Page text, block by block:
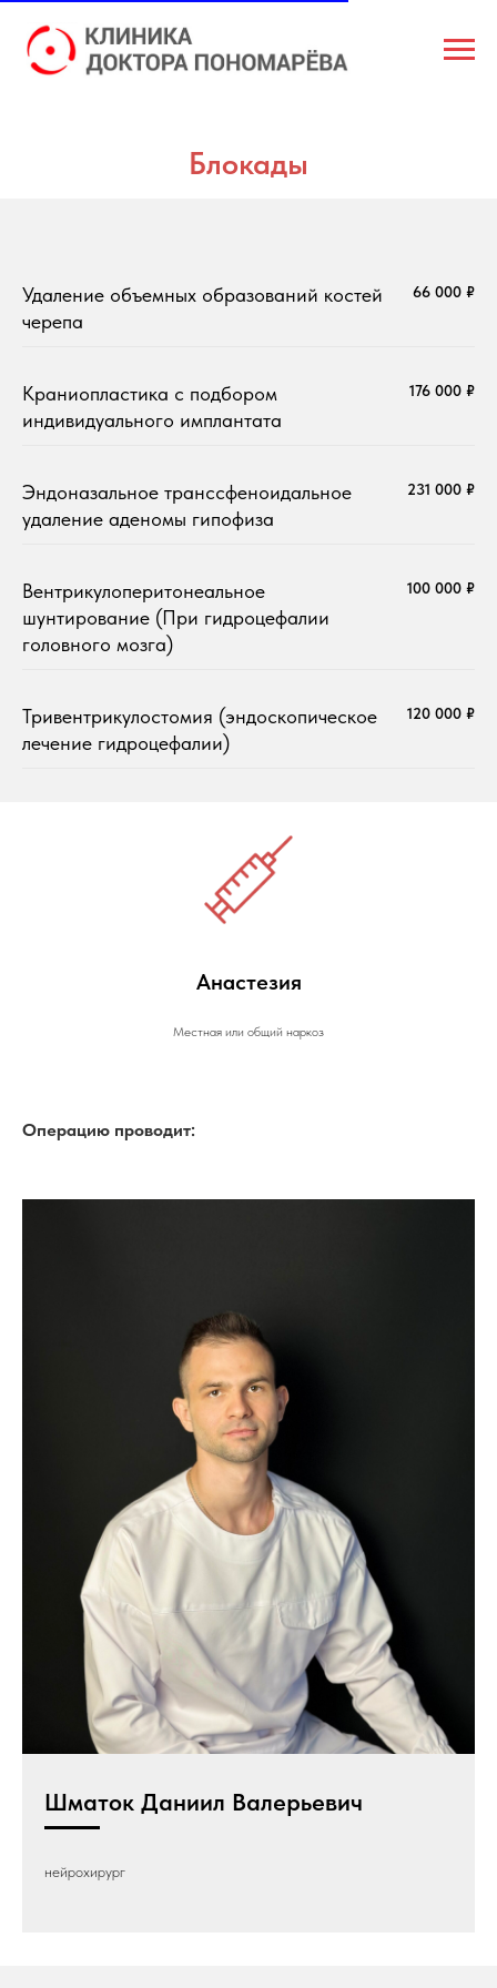
Главная Услуги
Блокады
Удаление объемных образований костей
черепа
66 000 ₽
Краниопластика с подбором
индивидуального имплантата
176 000 ₽
Эндоназальное транссфеноидальное
удаление аденомы гипофиза
231 000 ₽
Вентрикулоперитонеальное
шунтирование (При гидроцефалии
головного мозга)
100 000 ₽
Тривентрикулостомия (эндоскопическое
лечение гидроцефалии)
120 000 ₽
Анастезия
Местная или общий наркоз
Операцию проводит:
Шматок Даниил Валерьевич
нейрохирург